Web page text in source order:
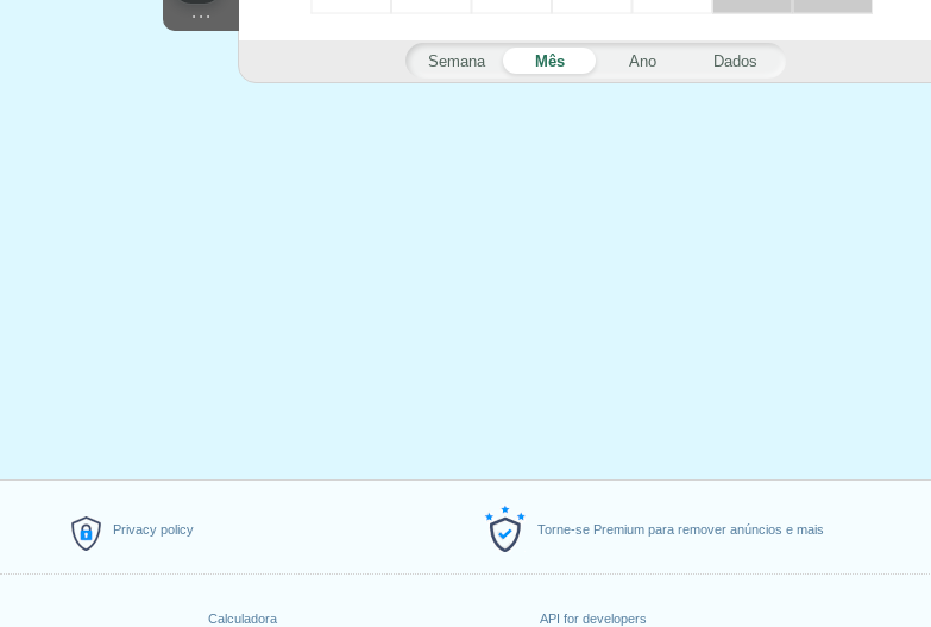
Privacy policy Torne-se Premium para remover anúncios e mais
Calculadora
API for developers
...
Semana Mês Ano Dados